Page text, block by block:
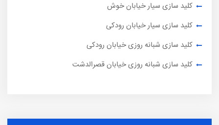
کلید سازی سیار خیابان خوش
کلید سازی سیار خیابان رودکی
کلید سازی شبانه روزی خیابان رودکی
کلید سازی شبانه روزی خیابان قصرالدشت